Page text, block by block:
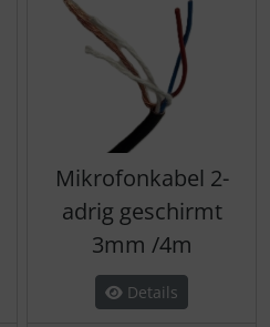
Mikrofonkabel 2-
adrig geschirmt
3mm /4m
Details